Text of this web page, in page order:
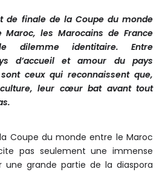
de finale de la Coupe du monde
les Marocains de France
dilemme identitaire. Entre
d’accueil et amour du pays
ceux qui reconnaissent que,
leur cœur bat avant tout
Coupe du monde entre le Maroc
pas seulement une immense
une grande partie de la diaspora